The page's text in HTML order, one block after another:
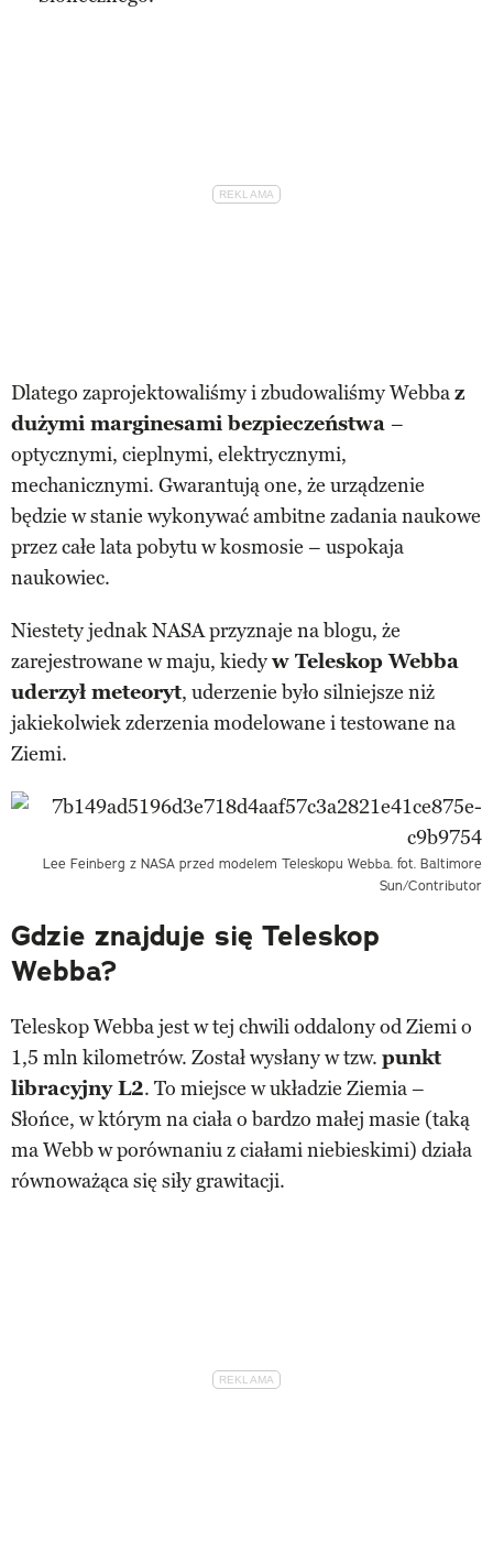
Dlatego zaprojektowaliśmy i zbudowaliśmy Webbaz
dużymi marginesami bezpieczeństwa –
optycznymi, cieplnymi, elektrycznymi,
mechanicznymi. Gwarantują one, że urządzenie
będzie w stanie wykonywać ambitne zadania naukowe
przez całe lata pobytu w kosmosie – uspokaja
naukowiec.
Niestety jednak NASA przyznaje na blogu, że
zarejestrowane w maju, kiedyw Teleskop Webba
uderzył meteoryt, uderzenie było silniejsze niż
jakiekolwiek zderzenia modelowane i testowane na
Ziemi.
Lee Feinberg z NASA przed modelem Teleskopu Webba. fot. Baltimore
Sun/Contributor
Gdzie znajduje się Teleskop
Webba?
Teleskop Webba jest w tej chwili oddalony od Ziemi o
1,5 mln kilometrów. Został wysłany w tzw. punkt
libracyjny L2. To miejsce w układzie Ziemia –
Słońce, w którym na ciała o bardzo małej masie (taką
ma Webb w porównaniu z ciałami niebieskimi) działa
równoważąca się siły grawitacji.